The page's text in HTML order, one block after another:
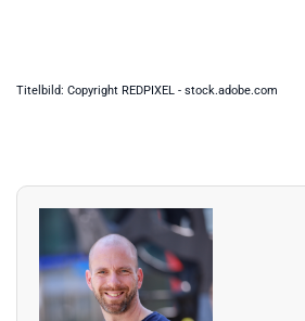
Titelbild: Copyright REDPIXEL - stock.adobe.com